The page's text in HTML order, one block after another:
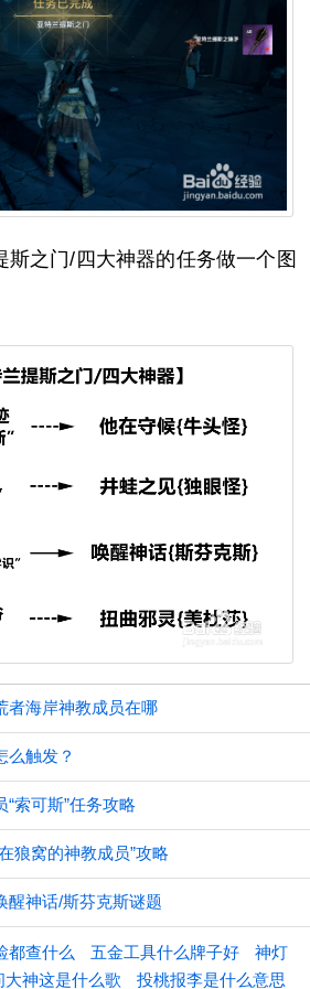
斯之门/四大神器的任务做一个图
者海岸神教成员在哪
么触发？
索可斯”任务攻略
狼窝的神教成员”攻略
醒神话/斯芬克斯谜题
都查什么 五金工具什么牌子好
神灯
大神这是什么歌 投桃报李是什么意思